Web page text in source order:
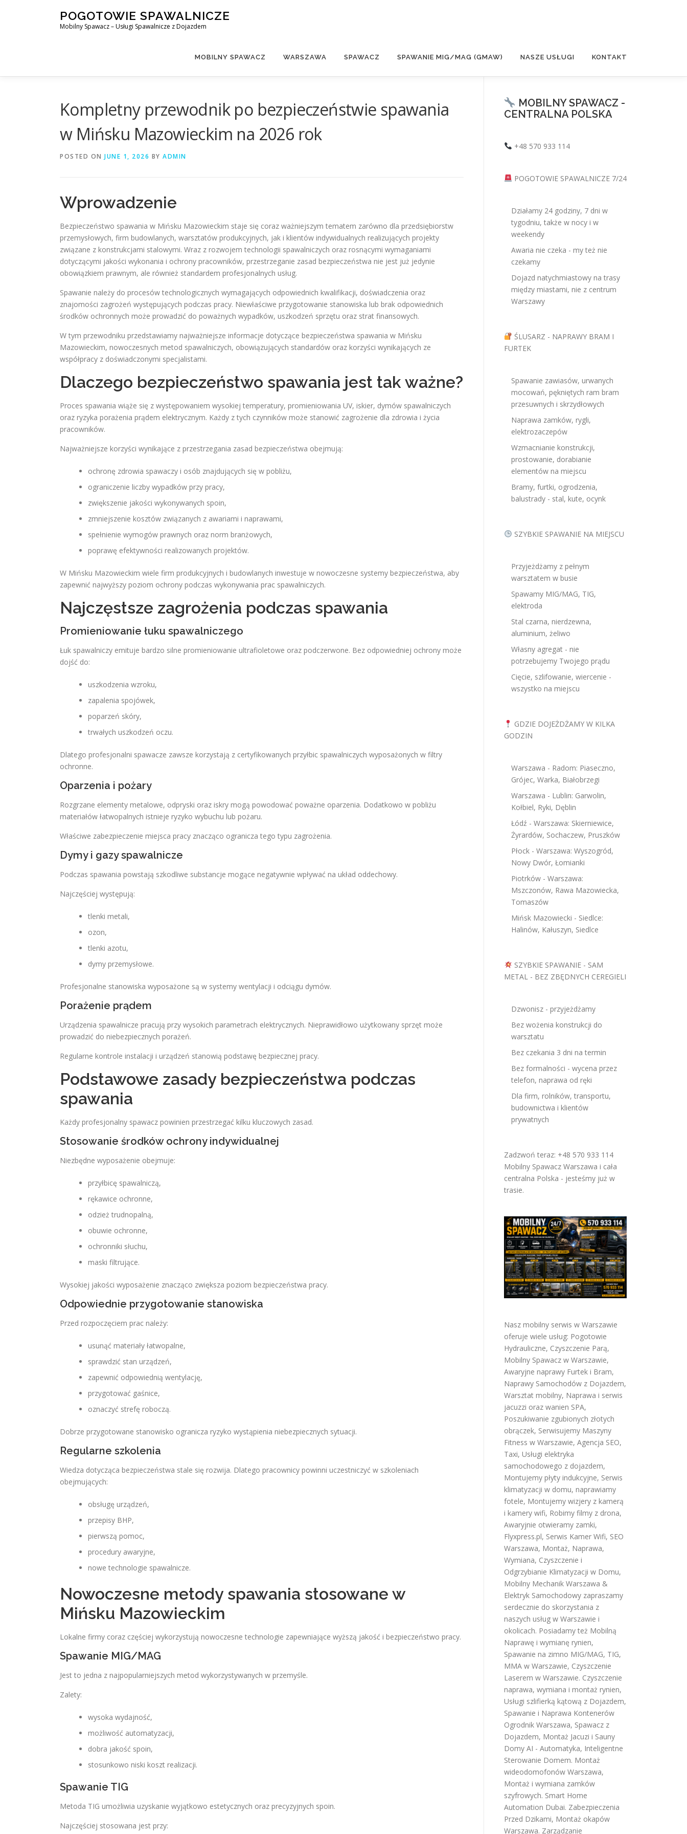
POGOTOWIE SPAWALNICZE
Mobilny Spawacz – Usługi Spawalnicze z Dojazdem
MOBILNY SPAWACZ WARSZAWA SPAWACZ SPAWANIE MIG/MAG (GMAW) NASZE USŁUGI KONTAKT
Kompletny przewodnik po bezpieczeństwie spawania
w Mińsku Mazowieckim na 2026 rok
POSTED ON JUNE 1, 2026 BY ADMIN
Wprowadzenie
Bezpieczeństwo spawania w Mińsku Mazowieckim staje się coraz ważniejszym tematem zarówno dla przedsiębiorstw
przemysłowych, firm budowlanych, warsztatów produkcyjnych, jak i klientów indywidualnych realizujących projekty
związane z konstrukcjami stalowymi. Wraz z rozwojem technologii spawalniczych oraz rosnącymi wymaganiami
dotyczącymi jakości wykonania i ochrony pracowników, przestrzeganie zasad bezpieczeństwa nie jest już jedynie
obowiązkiem prawnym, ale również standardem profesjonalnych usług.
Spawanie należy do procesów technologicznych wymagających odpowiednich kwalifikacji, doświadczenia oraz
znajomości zagrożeń występujących podczas pracy. Niewłaściwe przygotowanie stanowiska lub brak odpowiednich
środków ochronnych może prowadzić do poważnych wypadków, uszkodzeń sprzętu oraz strat finansowych.
W tym przewodniku przedstawiamy najważniejsze informacje dotyczące bezpieczeństwa spawania w Mińsku
Mazowieckim, nowoczesnych metod spawalniczych, obowiązujących standardów oraz korzyści wynikających ze
współpracy z doświadczonymi specjalistami.
Dlaczego bezpieczeństwo spawania jest tak ważne?
Proces spawania wiąże się z występowaniem wysokiej temperatury, promieniowania UV, iskier, dymów spawalniczych
oraz ryzyka porażenia prądem elektrycznym. Każdy z tych czynników może stanowić zagrożenie dla zdrowia i życia
pracowników.
Najważniejsze korzyści wynikające z przestrzegania zasad bezpieczeństwa obejmują:
ochronę zdrowia spawaczy i osób znajdujących się w pobliżu,
ograniczenie liczby wypadków przy pracy,
zwiększenie jakości wykonywanych spoin,
zmniejszenie kosztów związanych z awariami i naprawami,
spełnienie wymogów prawnych oraz norm branżowych,
poprawę efektywności realizowanych projektów.
W Mińsku Mazowieckim wiele firm produkcyjnych i budowlanych inwestuje w nowoczesne systemy bezpieczeństwa, aby
zapewnić najwyższy poziom ochrony podczas wykonywania prac spawalniczych.
Najczęstsze zagrożenia podczas spawania
Promieniowanie łuku spawalniczego
Łuk spawalniczy emituje bardzo silne promieniowanie ultrafioletowe oraz podczerwone. Bez odpowiedniej ochrony może
dojść do:
uszkodzenia wzroku,
zapalenia spojówek,
poparzeń skóry,
trwałych uszkodzeń oczu.
Dlatego profesjonalni spawacze zawsze korzystają z certyfikowanych przyłbic spawalniczych wyposażonych w filtry
ochronne.
Oparzenia i pożary
Rozgrzane elementy metalowe, odpryski oraz iskry mogą powodować poważne oparzenia. Dodatkowo w pobliżu
materiałów łatwopalnych istnieje ryzyko wybuchu lub pożaru.
Właściwe zabezpieczenie miejsca pracy znacząco ogranicza tego typu zagrożenia.
Dymy i gazy spawalnicze
Podczas spawania powstają szkodliwe substancje mogące negatywnie wpływać na układ oddechowy.
Najczęściej występują:
tlenki metali,
ozon,
tlenki azotu,
dymy przemysłowe.
Profesjonalne stanowiska wyposażone są w systemy wentylacji i odciągu dymów.
Porażenie prądem
Urządzenia spawalnicze pracują przy wysokich parametrach elektrycznych. Nieprawidłowo użytkowany sprzęt może
prowadzić do niebezpiecznych porażeń.
Regularne kontrole instalacji i urządzeń stanowią podstawę bezpiecznej pracy.
Podstawowe zasady bezpieczeństwa podczas
spawania
Każdy profesjonalny spawacz powinien przestrzegać kilku kluczowych zasad.
Stosowanie środków ochrony indywidualnej
Niezbędne wyposażenie obejmuje:
przyłbicę spawalniczą,
rękawice ochronne,
odzież trudnopalną,
obuwie ochronne,
ochronniki słuchu,
maski filtrujące.
Wysokiej jakości wyposażenie znacząco zwiększa poziom bezpieczeństwa pracy.
Odpowiednie przygotowanie stanowiska
Przed rozpoczęciem prac należy:
usunąć materiały łatwopalne,
sprawdzić stan urządzeń,
zapewnić odpowiednią wentylację,
przygotować gaśnice,
oznaczyć strefę roboczą.
Dobrze przygotowane stanowisko ogranicza ryzyko wystąpienia niebezpiecznych sytuacji.
Regularne szkolenia
Wiedza dotycząca bezpieczeństwa stale się rozwija. Dlatego pracownicy powinni uczestniczyć w szkoleniach
obejmujących:
obsługę urządzeń,
przepisy BHP,
pierwszą pomoc,
procedury awaryjne,
nowe technologie spawalnicze.
Nowoczesne metody spawania stosowane w
Mińsku Mazowieckim
Lokalne firmy coraz częściej wykorzystują nowoczesne technologie zapewniające wyższą jakość i bezpieczeństwo pracy.
Spawanie MIG/MAG
Jest to jedna z najpopularniejszych metod wykorzystywanych w przemyśle.
Zalety:
wysoka wydajność,
możliwość automatyzacji,
dobra jakość spoin,
stosunkowo niski koszt realizacji.
Spawanie TIG
Metoda TIG umożliwia uzyskanie wyjątkowo estetycznych oraz precyzyjnych spoin.
Najczęściej stosowana jest przy:
MOBILNY SPAWACZ -
CENTRALNA POLSKA
+48 570 933 114
POGOTOWIE SPAWALNICZE 7/24
Działamy 24 godziny, 7 dni w
tygodniu, także w nocy i w
weekendy
Awaria nie czeka - my też nie
czekamy
Dojazd natychmiastowy na trasy
między miastami, nie z centrum
Warszawy
ŚLUSARZ - NAPRAWY BRAM I
FURTEK
Spawanie zawiasów, urwanych
mocowań, pękniętych ram bram
przesuwnych i skrzydłowych
Naprawa zamków, rygli,
elektrozaczepów
Wzmacnianie konstrukcji,
prostowanie, dorabianie
elementów na miejscu
Bramy, furtki, ogrodzenia,
balustrady - stal, kute, ocynk
SZYBKIE SPAWANIE NA MIEJSCU
Przyjeżdżamy z pełnym
warsztatem w busie
Spawamy MIG/MAG, TIG,
elektroda
Stal czarna, nierdzewna,
aluminium, żeliwo
Własny agregat - nie
potrzebujemy Twojego prądu
Cięcie, szlifowanie, wiercenie -
wszystko na miejscu
GDZIE DOJEŻDŻAMY W KILKA
GODZIN
Warszawa - Radom: Piaseczno,
Grójec, Warka, Białobrzegi
Warszawa - Lublin: Garwolin,
Kołbiel, Ryki, Dęblin
Łódź - Warszawa: Skierniewice,
Żyrardów, Sochaczew, Pruszków
Płock - Warszawa: Wyszogród,
Nowy Dwór, Łomianki
Piotrków - Warszawa:
Mszczonów, Rawa Mazowiecka,
Tomaszów
Mińsk Mazowiecki - Siedlce:
Halinów, Kałuszyn, Siedlce
SZYBKIE SPAWANIE - SAM
METAL - BEZ ZBĘDNYCH CEREGIELI
Dzwonisz - przyjeżdżamy
Bez wożenia konstrukcji do
warsztatu
Bez czekania 3 dni na termin
Bez formalności - wycena przez
telefon, naprawa od ręki
Dla firm, rolników, transportu,
budownictwa i klientów
prywatnych
Zadzwoń teraz: +48 570 933 114
Mobilny Spawacz Warszawa i cała
centralna Polska - jesteśmy już w
trasie.
Nasz mobilny serwis w Warszawie
oferuje wiele usług: Pogotowie
Hydrauliczne, Czyszczenie Parą,
Mobilny Spawacz w Warszawie,
Awaryjne naprawy Furtek i Bram,
Naprawy Samochodów z Dojazdem,
Warsztat mobilny, Naprawa i serwis
jacuzzi oraz wanien SPA,
Poszukiwanie zgubionych złotych
obrączek, Serwisujemy Maszyny
Fitness w Warszawie, Agencja SEO,
Taxi, Usługi elektryka
samochodowego z dojazdem,
Montujemy płyty indukcyjne, Serwis
klimatyzacji w domu, naprawiamy
fotele, Montujemy wizjery z kamerą
i kamery wifi, Robimy filmy z drona,
Awaryjnie otwieramy zamki,
Flyxpress.pl, Serwis Kamer Wifi, SEO
Warszawa, Montaż, Naprawa,
Wymiana, Czyszczenie i
Odgrzybianie Klimatyzacji w Domu,
Mobilny Mechanik Warszawa &
Elektryk Samochodowy zapraszamy
serdecznie do skorzystania z
naszych usług w Warszawie i
okolicach. Posiadamy też Mobilną
Naprawę i wymianę rynien,
Spawanie na zimno MIG/MAG, TIG,
MMA w Warszawie, Czyszczenie
Laserem w Warszawie. Czyszczenie
naprawa, wymiana i montaż rynien,
Usługi szlifierką kątową z Dojazdem,
Spawanie i Naprawa Kontenerów
Ogrodnik Warszawa, Spawacz z
Dojazdem, Montaż Jacuzi i Sauny
Domy AI - Automatyka, Inteligentne
Sterowanie Domem. Montaż
wideodomofonów Warszawa,
Montaż i wymiana zamków
szyfrowych. Smart Home
Automation Dubai. Zabezpieczenia
Przed Dzikami, Montaż okapów
Warszawa. Zarządzanie